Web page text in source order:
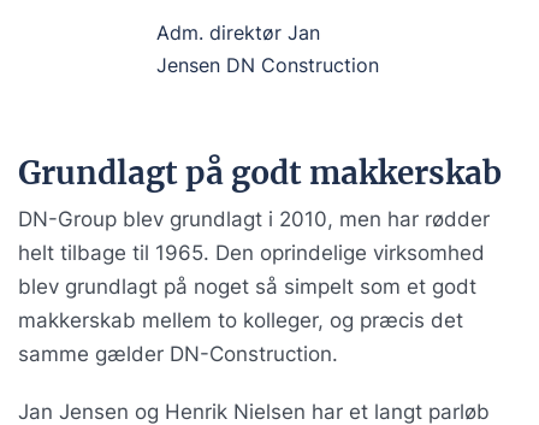
Adm. direktør Jan
Jensen DN Construction
Grundlagt på godt makkerskab
DN-Group blev grundlagt i 2010, men har rødder
helt tilbage til 1965. Den oprindelige virksomhed
blev grundlagt på noget så simpelt som et godt
makkerskab mellem to kolleger, og præcis det
samme gælder DN-Construction.
Jan Jensen og Henrik Nielsen har et langt parløb